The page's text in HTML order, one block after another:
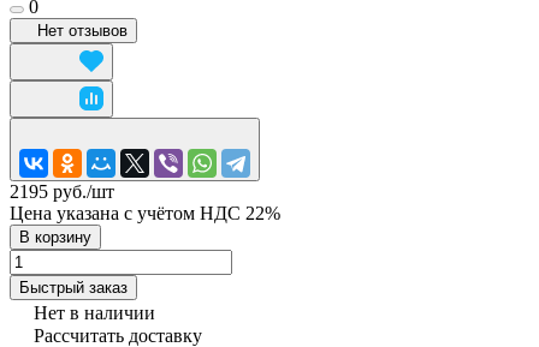
0
Нет отзывов
2195 руб./шт
Цена указана с учётом НДС 22%
В корзину
Быстрый заказ
Нет в наличии
Рассчитать доставку